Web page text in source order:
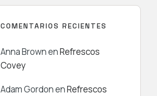
COMENTARIOS RECIENTES
Anna BrownenRefrescos
Covey
Adam GordonenRefrescos